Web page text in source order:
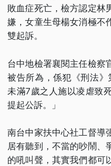
敗血症死亡，檢方認定林
嫌，女童生母楊女消極不
雙起訴。
台中地檢署襄閱主任檢察
被告所為，係犯《刑法
未滿7歲之人施以凌虐致
提起公訴。」
南台中家扶中心社工督導
居有聽到，不當的吵鬧、
的吼叫聲，其實我們都可